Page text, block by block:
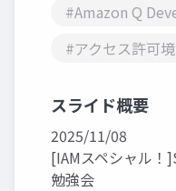
#Amazon Q
#アクセス許可
スライド概要
2025/11/08
[IAMスペシャル！
勉強会